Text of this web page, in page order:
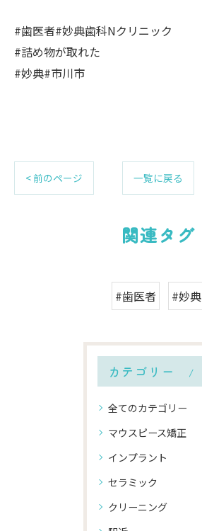
#歯医者#妙典歯科Nクリニック
#詰め物が取れた
#妙典#市川市
< 前のページ 一覧に戻る
関連タグ
#歯医者 #妙典
カテゴリー
全てのカテゴリー
マウスピース矯正
インプラント
セラミック
クリーニング